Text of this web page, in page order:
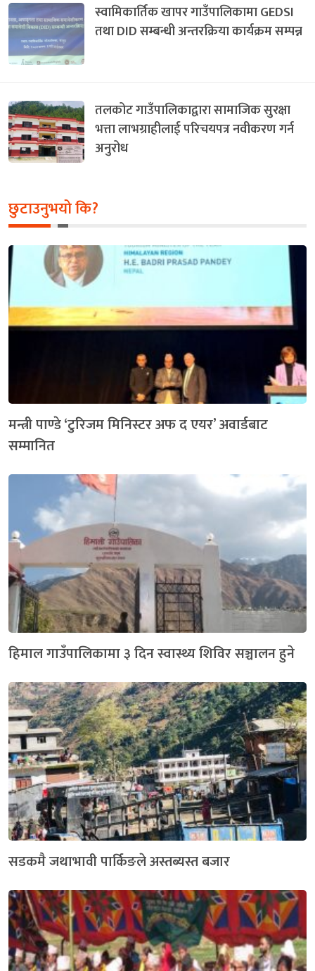
स्वामिकार्तिक खापर गाउँपालिकामा GEDSI
तथा DID सम्बन्धी अन्तरक्रिया कार्यक्रम सम्पन्न
तलकोट गाउँपालिकाद्वारा सामाजिक सुरक्षा
भत्ता लाभग्राहीलाई परिचयपत्र नवीकरण गर्न
अनुरोध
छुटाउनुभयो कि?
मन्त्री पाण्डे ‘टुरिजम मिनिस्टर अफ द एयर’ अवार्डबाट
सम्मानित
हिमाल गाउँपालिकामा ३ दिन स्वास्थ्य शिविर सञ्चालन हुने
सडकमै जथाभावी पार्किङले अस्तब्यस्त बजार